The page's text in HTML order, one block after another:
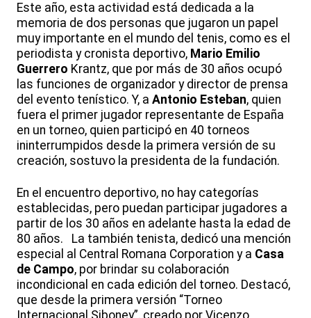
Este año, esta actividad está dedicada a la
memoria de dos personas que jugaron un papel
muy importante en el mundo del tenis, como es el
periodista y cronista deportivo, Mario Emilio
Guerrero Krantz, que por más de 30 años ocupó
las funciones de organizador y director de prensa
del evento tenístico. Y, a Antonio Esteban, quien
fuera el primer jugador representante de España
en un torneo, quien participó en 40 torneos
ininterrumpidos desde la primera versión de su
creación, sostuvo la presidenta de la fundación.
En el encuentro deportivo, no hay categorías
establecidas, pero puedan participar jugadores a
partir de los 30 años en adelante hasta la edad de
80 años. La también tenista, dedicó una mención
especial al Central Romana Corporation y a Casa
de Campo, por brindar su colaboración
incondicional en cada edición del torneo. Destacó,
que desde la primera versión “Torneo